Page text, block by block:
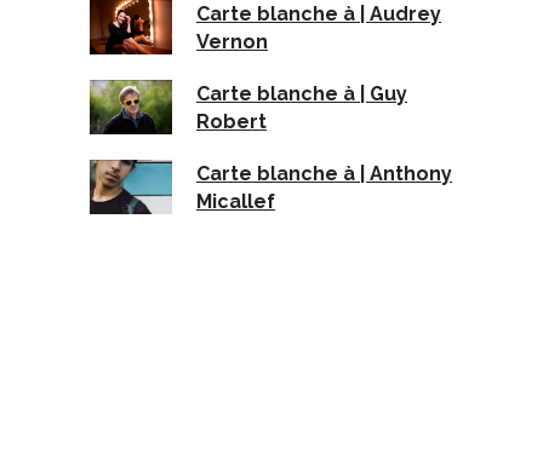
Carte blanche à | Audrey
Vernon
Carte blanche à | Guy
Robert
Carte blanche à | Anthony
Micallef